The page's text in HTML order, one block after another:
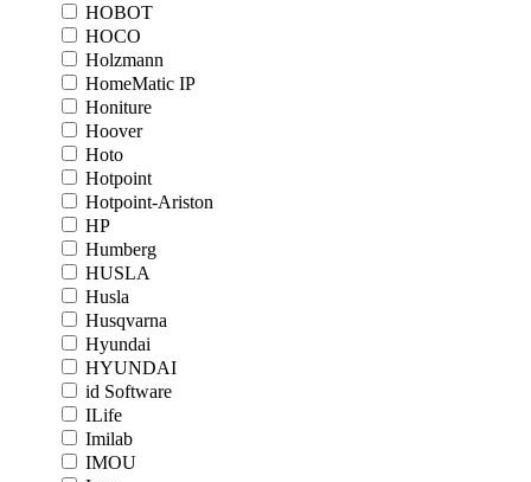
HOBOT
HOCO
Holzmann
HomeMatic IP
Honiture
Hoover
Hoto
Hotpoint
Hotpoint-Ariston
HP
Humberg
HUSLA
Husla
Husqvarna
Hyundai
HYUNDAI
id Software
ILife
Imilab
IMOU